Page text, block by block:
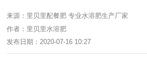
来源：里贝里配餐肥 专业水溶肥生产厂家
作者：里贝里水溶肥
发布日期：2020-07-16 10:27